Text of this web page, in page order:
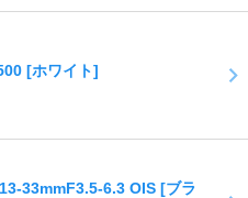
[ホワイト]
33mmF3.5-6.3 OIS [ブラ